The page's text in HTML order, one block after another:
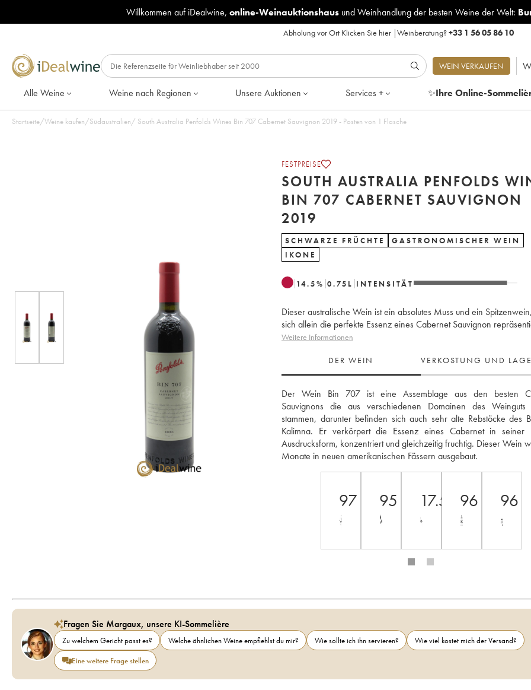
Willkommen auf iDealwine, online-Weinauktionshausund Weinhandlung der besten Weine der Welt:
Abholung vor Ort Klicken Sie hier|Weinberatung?+33 1 56 05 86 10
WEIN VERKAUFEN
Alle Weine Weine nach Regionen Unsere Auktionen Services + ✨Ihre Online-
Startseite/Weine kaufen/Südaustralien/ South Australia Penfolds Wines Bin 707 Cabernet Sauvignon 2019 - Posten von 1 Flasche
FESTPREISE
SOUTH AUSTRALIA PENFOLDS
BIN 707 CABERNET SAUVIGNON
2019
SCHWARZE FRÜCHTE
GASTRONOMISCHER WEIN
IKONE
14.5% 0.75 L INTENSITÄT
Dieser australische Wein ist ein absolutes Muss und ein
sich allein die perfekte Essenz eines Cabernet Sauvignon
Weitere Informationen
DER WEIN VERKOSTUNG UND
Der Wein Bin 707 ist eine Assemblage aus den besten
Sauvignons die aus verschiedenen Domainen des Weinguts
stammen, darunter befinden sich auch sehr alte Rebstöcke des
Kalimna. Er verkörpert die Essenz eines Cabernet in seiner
Ausdrucksform, konzentriert und gleichzeitig fruchtig. Dieser Wein
Monate in neuen amerikanischen Fässern ausgebaut.
97 95 17.5 96 96
Fragen Sie Margaux, unsere KI-Sommelière
Zu welchem Gericht passt es? Welche ähnlichen Weine empfiehlst du mir? Wie sollte ich ihn servieren?
Wie viel kostet mich der Versand?
Eine weitere Frage stellen